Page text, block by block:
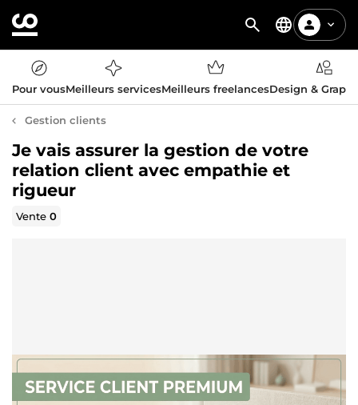
Pour vousMeilleurs servicesMeilleurs freelancesDesign &
Gestion clients
Je vais assurer la gestion de votre
relation client avec empathie et
rigueur
Vente0